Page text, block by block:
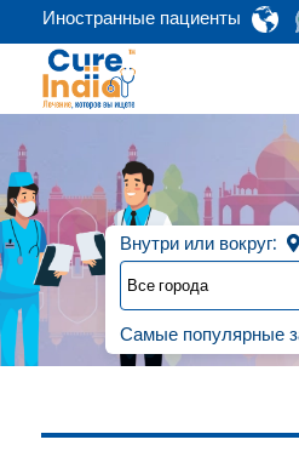
Иностранные пациенты
Внутри или вокруг:
Самые популярные